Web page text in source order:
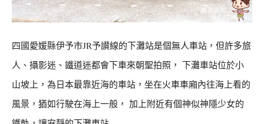
四國愛媛縣伊予市JR予讃線的下灘站是個無人車站，但許多旅
人、攝影迷、鐵道迷都會下車來朝聖拍照， 下灘車站位於小
山坡上，為日本最靠近海的車站，坐在火車車廂內往海上看的
風景，猶如行駛在海上一般， 加上附近有個神似神隱少女的